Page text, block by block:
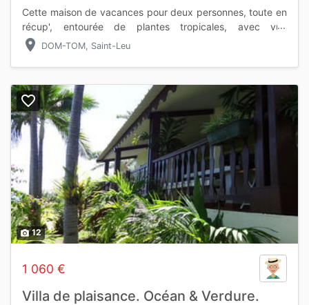
Cette maison de vacances pour deux personnes, toute en
récup', entourée de plantes tropicales, avec vue
panoramique sur l'Océan indien, vous charmera par son
authenticité et son na
location_on DOM-TOM, Saint-Leu
photo_camera12
1 060 €
Villa de plaisance. Océan & Verdure.
favorite_border